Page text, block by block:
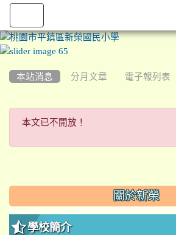
本站消息 分月文章 電子報列表
本文已不開放！
本文已不開放！
::: 關於新榮
學校簡介